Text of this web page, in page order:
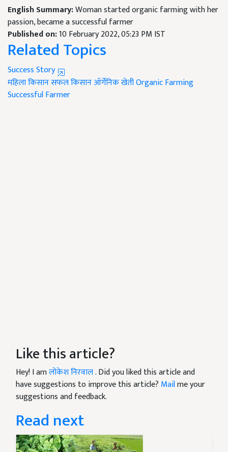
English Summary:Woman started organic farming with her
passion, became a successful farmer
Published on:10 February 2022, 05:23 PM IST
Related Topics
Success Story
महिला किसानसफल किसानऑर्गेनिक खेतीOrganic Farming
Successful Farmer
Like this article?
Hey! I amलोकेश निरवाल. Did you liked this article and
have suggestions to improve this article? Mailme your
suggestions and feedback.
Read next